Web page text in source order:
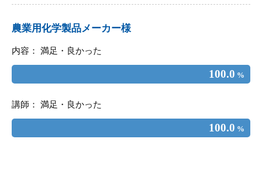
農業用化学製品メーカー様
内容： 満足・良かった
100.0 %
講師： 満足・良かった
100.0 %